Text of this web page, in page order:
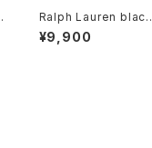
Ralph Lauren black
leather two fold Wa
llet w/BOX
¥9,900